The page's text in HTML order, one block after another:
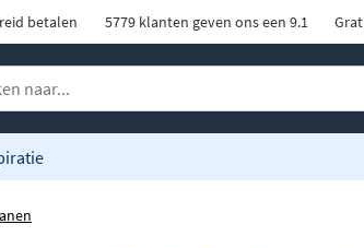
betalen 5779 klanten geven ons een 9.1